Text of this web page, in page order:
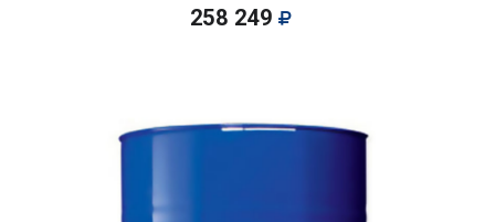
258 249